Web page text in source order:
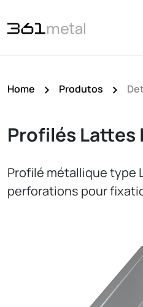
Home Produtos
Profilés Lattes
Profilé métallique type
perforations pour